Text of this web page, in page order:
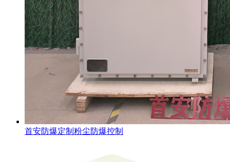
首安防爆定制粉尘防爆控制